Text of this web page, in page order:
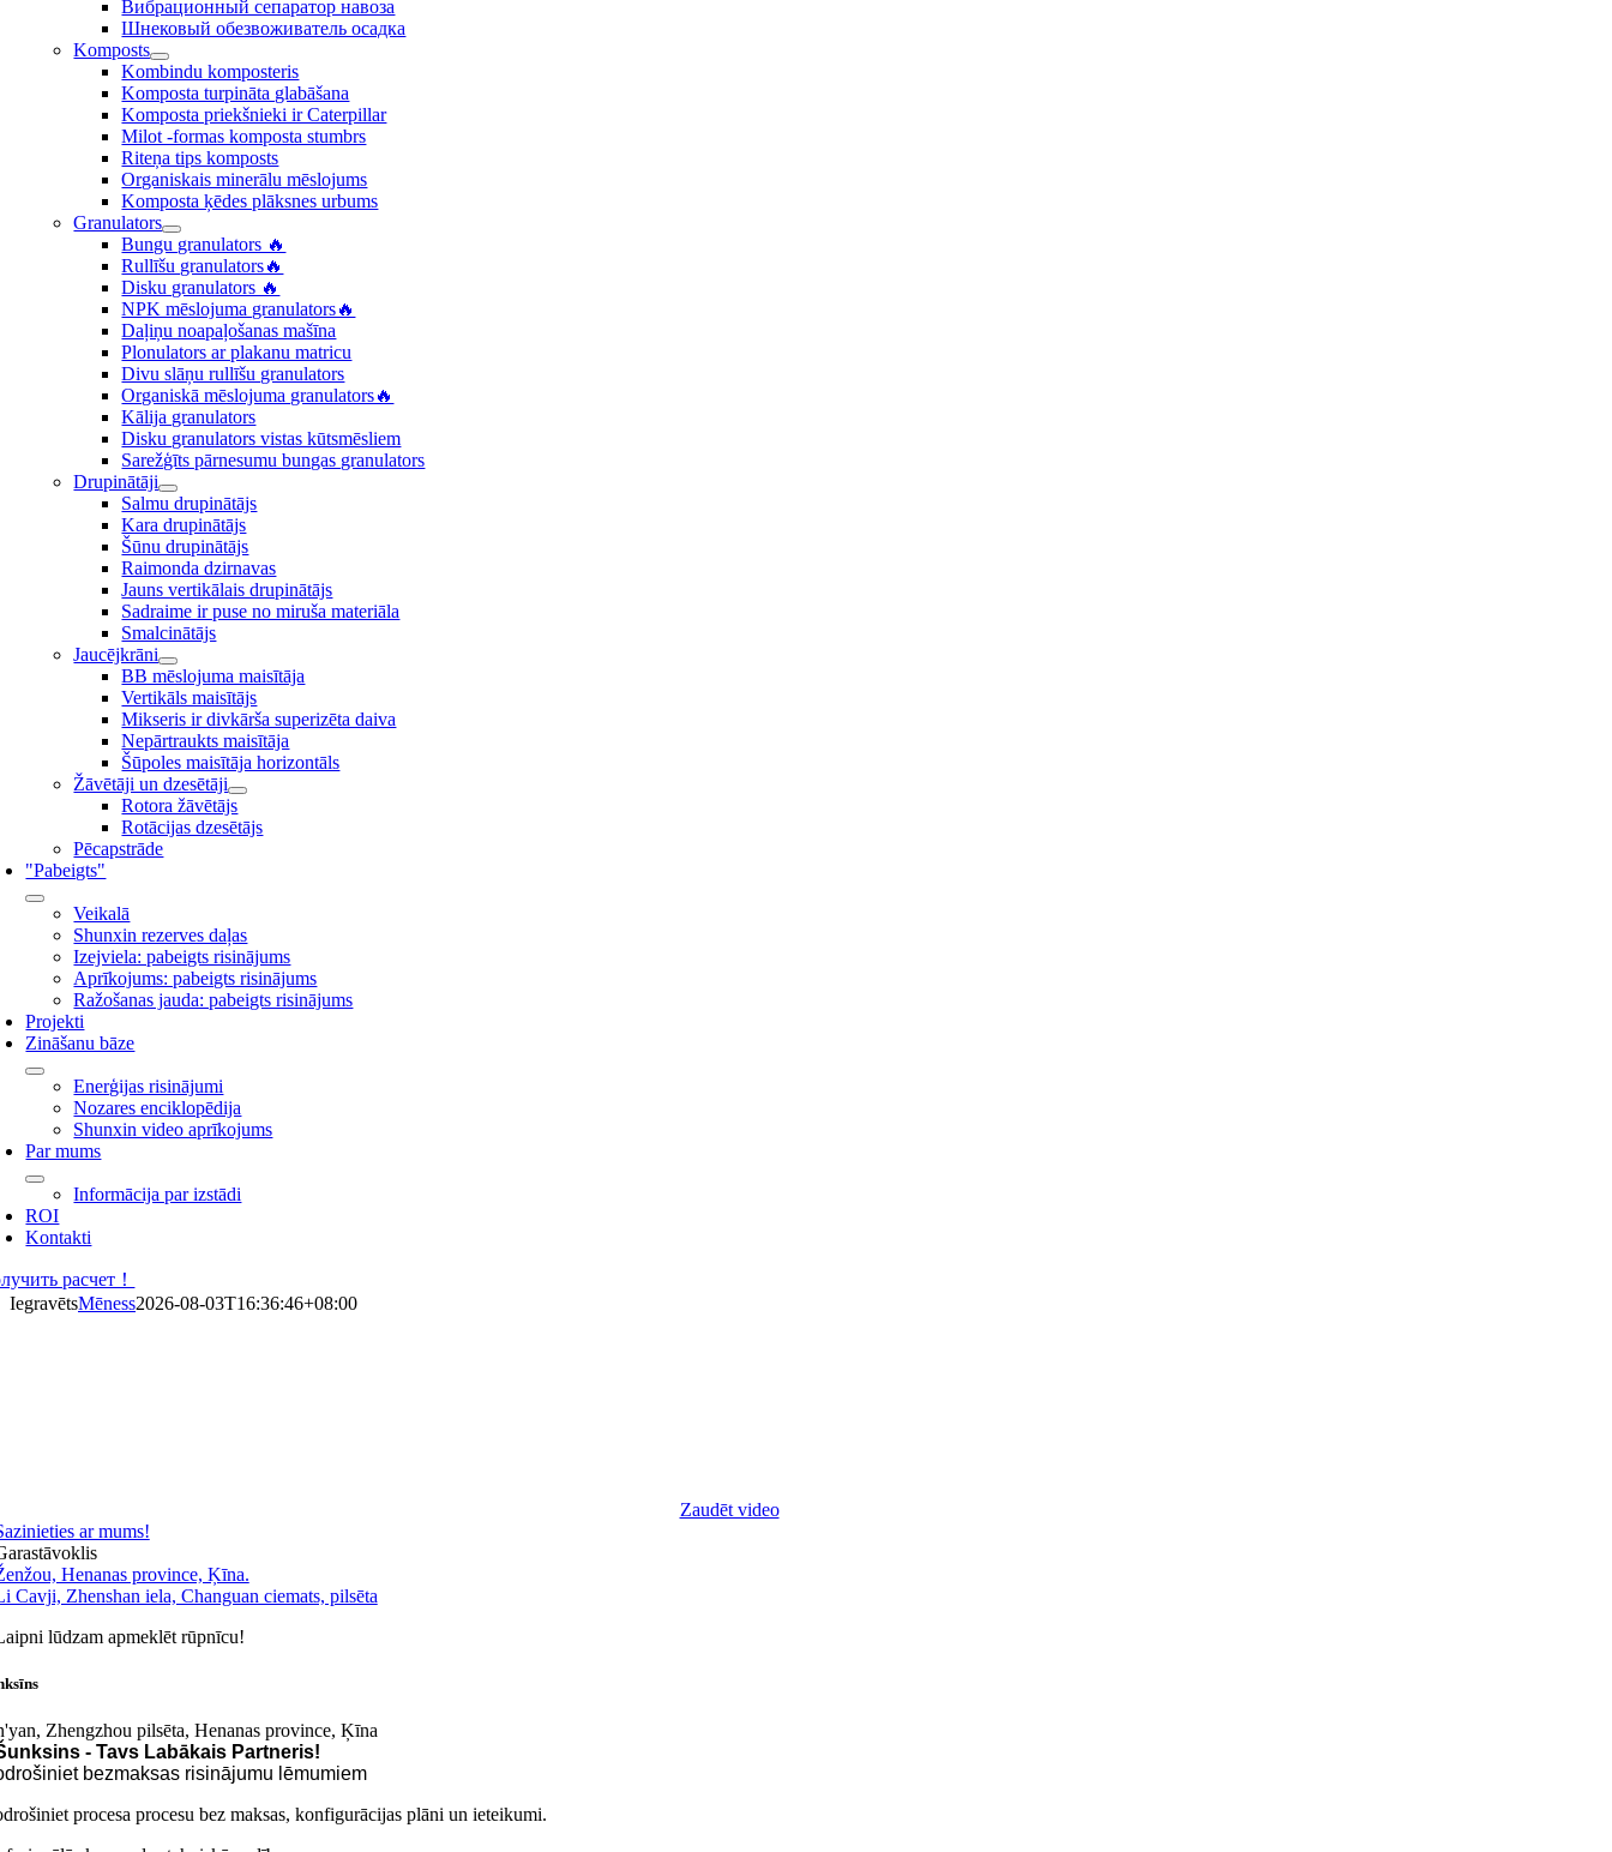
Вибрационный сепаратор навоза
Шнековый обезвоживатель осадка
Komposts
Kombindu komposteris
Komposta turpināta glabāšana
Komposta priekšnieki ir Caterpillar
Milot -formas komposta stumbrs
Riteņa tips komposts
Organiskais minerālu mēslojums
Komposta ķēdes plāksnes urbums
Granulators
Bungu granulators 🔥
Rullīšu granulators🔥
Disku granulators ‍🔥
NPK mēslojuma granulators🔥
Daļiņu noapaļošanas mašīna
Plonulators ar plakanu matricu
Divu slāņu rullīšu granulators
Organiskā mēslojuma granulators🔥
Kālija granulators
Disku granulators vistas kūtsmēsliem
Sarežģīts pārnesumu bungas granulators
Drupinātāji
Salmu drupinātājs
Kara drupinātājs
Šūnu drupinātājs
Raimonda dzirnavas
Jauns vertikālais drupinātājs
Sadraime ir puse no miruša materiāla
Smalcinātājs
Jaucējkrāni
BB mēslojuma maisītāja
Vertikāls maisītājs
Mikseris ir divkārša superizēta daiva
Nepārtraukts maisītāja
Šūpoles maisītāja horizontāls
Žāvētāji un dzesētāji
Rotora žāvētājs
Rotācijas dzesētājs
Pēcapstrāde
"Pabeigts"
Veikalā
Shunxin rezerves daļas
Izejviela: pabeigts risinājums
Aprīkojums: pabeigts risinājums
Ražošanas jauda: pabeigts risinājums
Projekti
Zināšanu bāze
Enerģijas risinājumi
Nozares enciklopēdija
Shunxin video aprīkojums
Par mums
Informācija par izstādi
ROI
Kontakti
расчет！
IegravētsMēness2026-08-03T16:36:46+08:00
Zaudēt video
ar mums!
Henanas province, Ķīna.
Cavji, Zhenshan iela, Changuan ciemats, pilsēta
lūdzam apmeklēt rūpnīcu!
Zhengzhou pilsēta, Henanas province, Ķīna
- Tavs Labākais Partneris!
bezmaksas risinājumu lēmumiem
procesa procesu bez maksas, konfigurācijas plāni un ieteikumi.